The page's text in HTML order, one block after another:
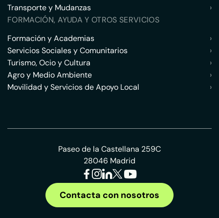
Transporte y Mudanzas
›
FORMACIÓN, AYUDA Y OTROS SERVICIOS
Formación y Academias
›
Servicios Sociales y Comunitarios
›
Turismo, Ocio y Cultura
›
Agro y Medio Ambiente
›
Movilidad y Servicios de Apoyo Local
›
Paseo de la Castellana 259C
28046 Madrid
Contacta con nosotros